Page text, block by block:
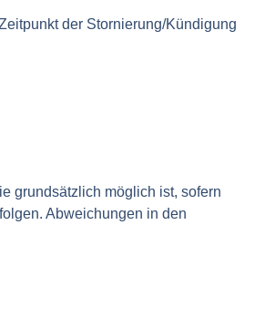
der Stornierung/Kündigung
grundsätzlich möglich ist, sofern
Abweichungen in den